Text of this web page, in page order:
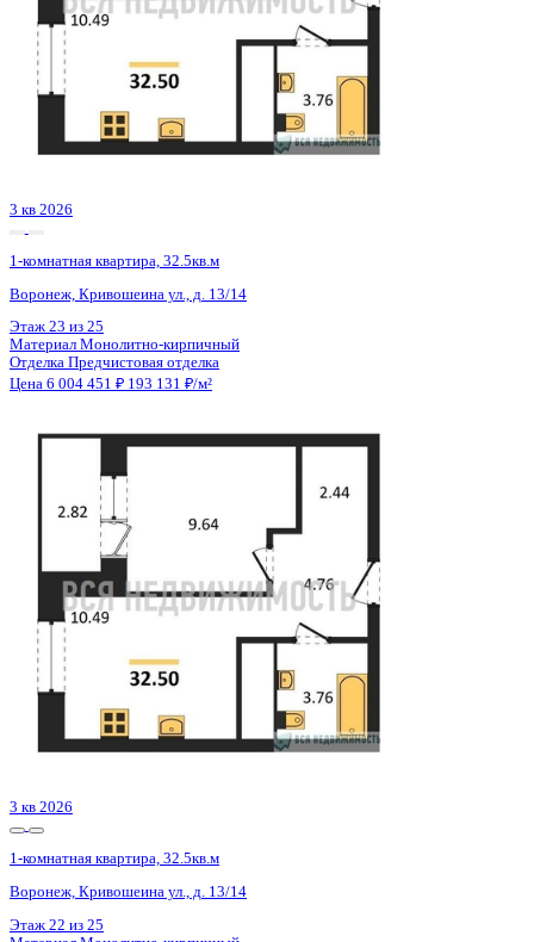
2 кв 2030
1-комнатная квартира, 41.55кв.м
Этаж
Материал
Монолитный
Отделка Черновая отделка
Цена 6 005 221 ₽ 150 243 ₽/м²
2 кв 2030
1-комнатная квартира, 41.55кв.м
Воронеж, Матросова ул., д. 64а